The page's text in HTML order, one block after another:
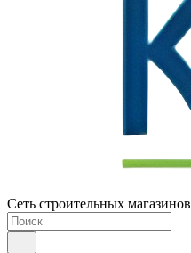
Сеть строительных магазинов